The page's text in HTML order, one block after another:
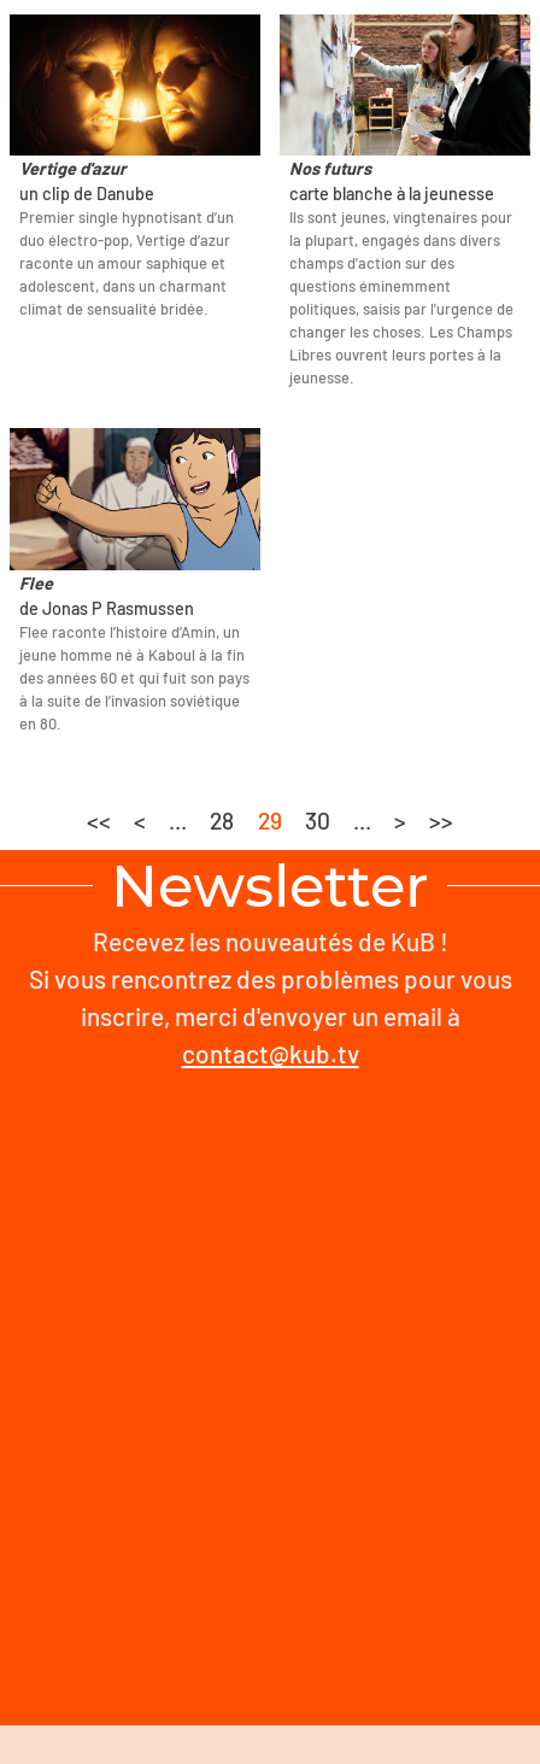
Vertige d'azur
un clip de Danube
Premier single hypnotisant d’un
duo électro-pop, Vertige d’azur
raconte un amour saphique et
adolescent, dans un charmant
climat de sensualité bridée.
Nos futurs
carte blanche à la jeunesse
Ils sont jeunes, vingtenaires pour
la plupart, engagés dans divers
champs d'action sur des
questions éminemment
politiques, saisis par l'urgence de
changer les choses. Les Champs
Libres ouvrent leurs portes à la
jeunesse.
Flee
de Jonas P Rasmussen
Flee raconte l’histoire d’Amin, un
jeune homme né à Kaboul à la fin
des années 60 et qui fuit son pays
à la suite de l’invasion soviétique
en 80.
<< < ... 28 29 30 ... > >>
Newsletter
Recevez les nouveautés de KuB !
Si vous rencontrez des problèmes pour vous
inscrire, merci d'envoyer un email à
contact@kub.tv